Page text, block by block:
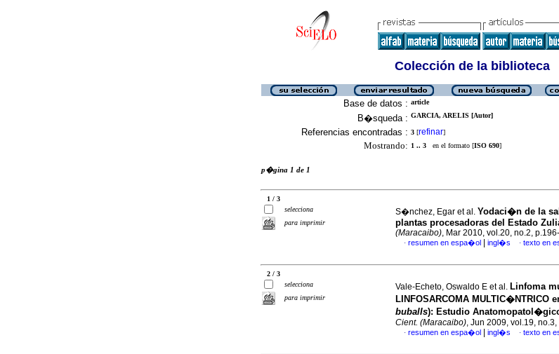
Colección de la biblioteca
Base de datos : article
B�squeda : GARCIA, ARELIS [Autor]
Referencias encontradas : 3 [refinar]
Mostrando: 1 .. 3 en el formato [ISO 690]
p�gina 1 de 1
1 / 3
selecciona
para imprimir
S�nchez, Egar et al. Yodaci�n de la
plantas procesadoras del Estado
(Maracaibo), Mar 2010, vol.20, no.2,
· resumen en espa�ol ingl�s · texto en
2 / 3
selecciona
para imprimir
Vale-Echeto, Oswaldo E et al. Linfoma
LINFOSARCOMA MULTIC�NTRICO
bubalIs): Estudio
Cient. (Maracaibo), Jun 2009, vol.19,
· resumen en espa�ol ingl�s · texto en